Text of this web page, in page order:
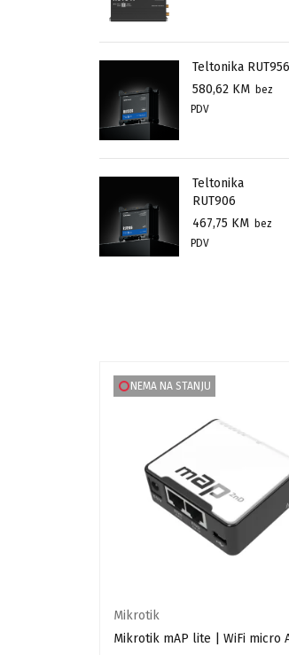
Teltonika RUT956
580,62 KM bez
PDV
Teltonika
RUT906
467,75 KM bez
PDV
NEMA NA STANJU
Mikrotik
Mikrotik mAP lite | WiFi micro